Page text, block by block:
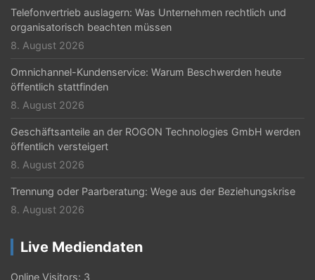
Telefonvertrieb auslagern: Was Unternehmen rechtlich und
organisatorisch beachten müssen
8. August 2026
Omnichannel-Kundenservice: Warum Beschwerden heute
öffentlich stattfinden
8. August 2026
Geschäftsanteile an der ROGON Technologies GmbH werden
öffentlich versteigert
8. August 2026
Trennung oder Paarberatung: Wege aus der Beziehungskrise
8. August 2026
Live Mediendaten
Online Visitors: 3